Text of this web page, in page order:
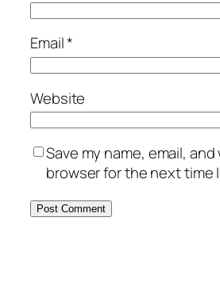
Email*
Website
Save my name, email,
browser for the next time